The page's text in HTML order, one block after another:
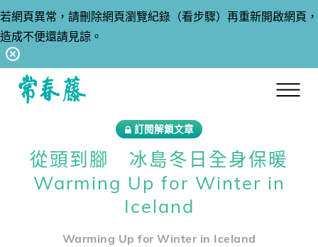
若網頁異常，請刪除網頁瀏覽紀錄（看步驟）再重新開啟網頁，
造成不便還請見諒。
訂閱解鎖文章
從頭到腳 冰島冬日全身保暖
Warming Up for Winter in
Iceland
Warming Up for Winter in Iceland